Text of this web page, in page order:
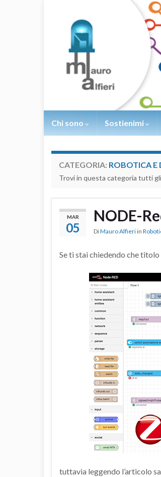
Chi sono Sostienimi
CATEGORIA: ROBOTICA
Trovi in questa categoria tutti
MAR
05
NODE-
DiMauro Alfieri in
Se ti stai chiedendo che titolo
tuttavia leggendo l’articolo